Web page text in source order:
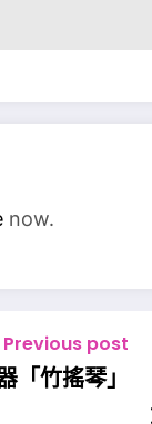
now.
Previous post
竹搖琴」